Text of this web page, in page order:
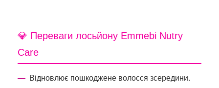
💎 Переваги лосьйону Emmebi Nutry
Care
Відновлює пошкоджене волосся зсередини.